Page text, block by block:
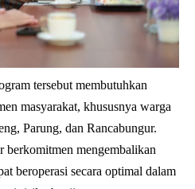
tersebut membutuhkan
masyarakat, khususnya warga
Parung, dan Rancabungur.
berkomitmen mengembalikan
beroperasi secara optimal dalam